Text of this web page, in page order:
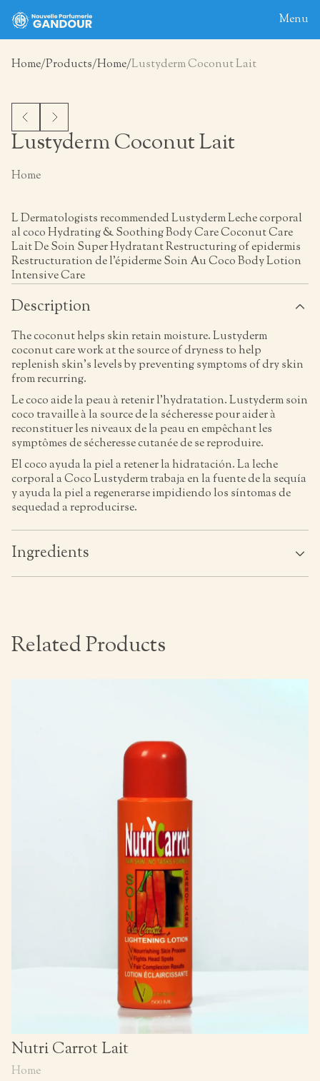
Menu
Blog
Home Products Home Lustyderm Coconut Lait
Lustyderm Coconut Lait
Home
L Dermatologists recommended Lustyderm Leche corporal
al coco Hydrating & Soothing Body Care Coconut Care
Lait De Soin Super Hydratant Restructuring of epidermis
Restructuration de l’épiderme Soin Au Coco Body Lotion
Intensive Care
Description
The coconut helps skin retain moisture. Lustyderm
coconut care work at the source of dryness to help
replenish skin’s levels by preventing symptoms of dry skin
from recurring.
Le coco aide la peau à retenir l’hydratation. Lustyderm soin
coco travaille à la source de la sécheresse pour aider à
reconstituer les niveaux de la peau en empêchant les
symptômes de sécheresse cutanée de se reproduire.
El coco ayuda la piel a retener la hidratación. La leche
corporal a Coco Lustyderm trabaja en la fuente de la sequía
y ayuda la piel a regenerarse impidiendo los síntomas de
sequedad a reproducirse.
Ingredients
Related Products
Nutri Carrot Lait
Home